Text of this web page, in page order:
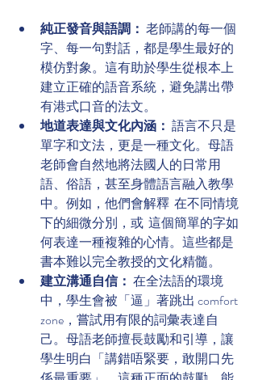
純正發音與語調： 老師講的每一個
字、每一句對話，都是學生最好的
模仿對象。這有助於學生從根本上
建立正確的語音系統，避免講出帶
有港式口音的法文。
地道表達與文化內涵： 語言不只是
單字和文法，更是一種文化。母語
老師會自然地將法國人的日常用
語、俗語，甚至身體語言融入教學
中。例如，他們會解釋  在不同情境
下的細微分別，或  這個簡單的字如
何表達一種複雜的心情。這些都是
書本難以完全教授的文化精髓。
建立溝通自信： 在全法語的環境
中，學生會被「逼」著跳出 comfort
zone，嘗試用有限的詞彙表達自
己。母語老師擅長鼓勵和引導，讓
學生明白「講錯唔緊要，敢開口先